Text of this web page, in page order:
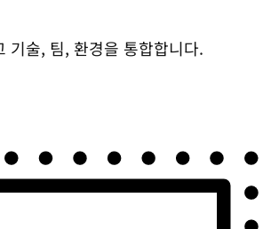
기술, 팀, 환경을 통합합니다.